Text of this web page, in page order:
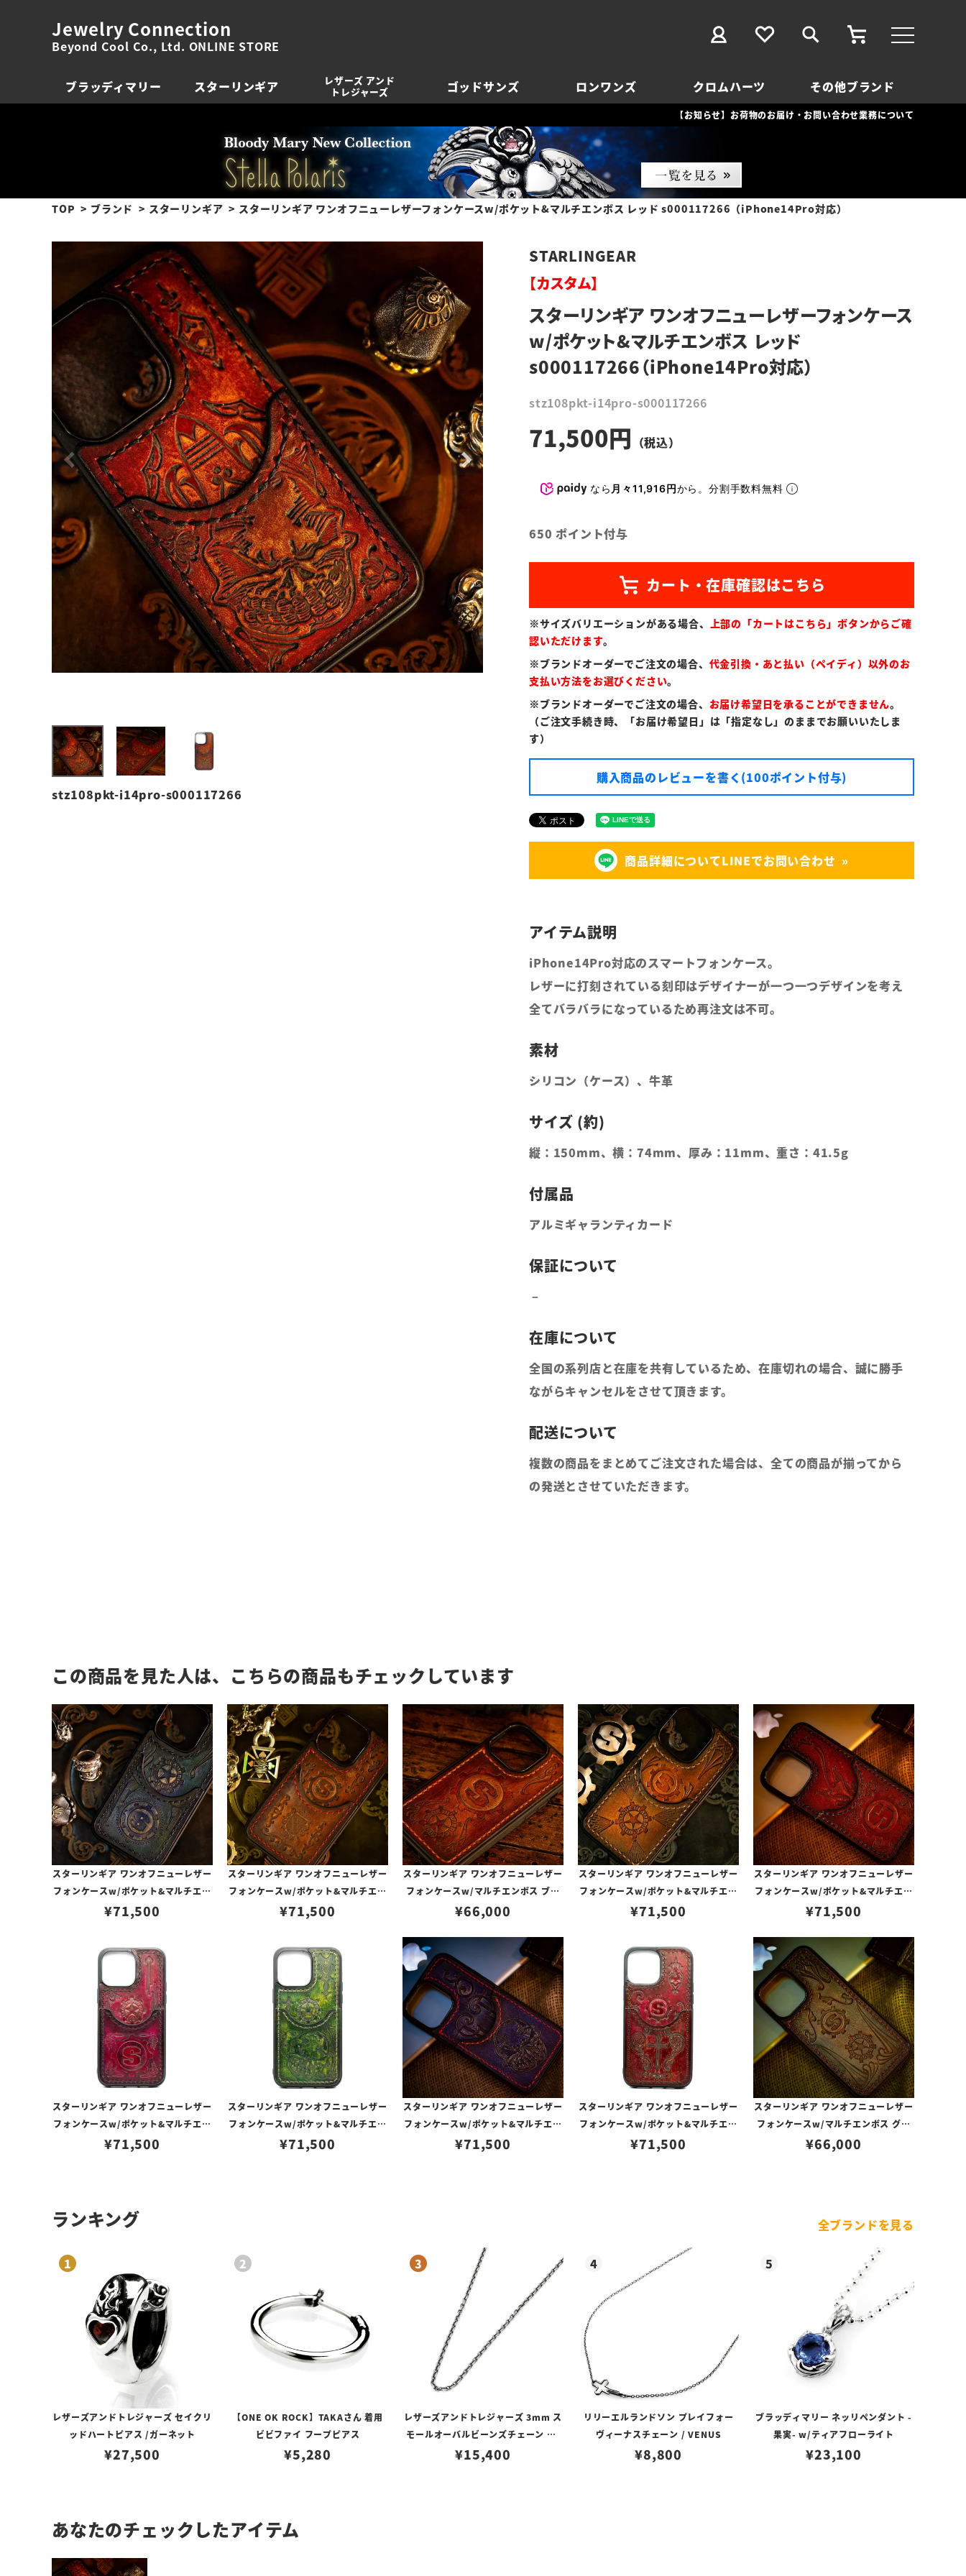
Jewelry Connection
Beyond Cool Co., Ltd. ONLINE STORE
ブラッディマリー スターリンギア
レザーズ アンド
トレジャーズ
ゴッドサンズ ロンワンズ クロムハーツ その他ブランド
【お知らせ】お荷物のお届け・お問い合わせ業務について
TOP ブランド スターリンギア スターリンギア ワンオフニューレザーフォンケースw/ポケット&マルチエンボス レッド s000117266（iPhone14Pro対応）
stz108pkt-i14pro-s000117266
STARLINGEAR
【カスタム】
スターリンギア ワンオフニューレザーフォンケース
w/ポケット&マルチエンボス レッド
s000117266（iPhone14Pro対応）
stz108pkt-i14pro-s000117266
71,500
なら 月々11,916円から。分割手数料無料
650 ポイント付与
※サイズバリエーションがある場合、
上部の「カートはこちら」ボタンからご確
認いただけます。
※ブランドオーダーでご注文の場合、 代金引換・あと払い（ペイディ）以外のお
支払い方法をお選びください。
※ブランドオーダーでご注文の場合、 お届け希望日を承ることができません。
（ご注文手続き時、「お届け希望日」は「指定なし」のままでお願いいたしま
す）
購入商品のレビューを書く(100ポイント付与)
商品詳細についてLINEでお問い合わせ
iPhone14Pro対応のスマートフォンケース。
レザーに打刻されている刻印はデザイナーが一つ一つデザインを考え
全てバラバラになっているため再注文は不可。
シリコン（ケース）、牛革
縦：150mm、横：74mm、厚み：11mm、重さ：41.5g
アルミギャランティカード
全国の系列店と在庫を共有しているため、在庫切れの場合、誠に勝手
ながらキャンセルをさせて頂きます。
複数の商品をまとめてご注文された場合は、全ての商品が揃ってから
の発送とさせていただきます。
この商品を見た人は、こちらの商品もチェックしています
スターリンギア ワンオフニューレザー
フォンケースw/ポケット&マルチエン
ボス グリーン s000117269（iPhone
¥71,500
スターリンギア ワンオフニューレザー
フォンケースw/ポケット&マルチエン
ボス ブラウン s000117270（iPhone
¥71,500
スターリンギア ワンオフニューレザー
フォンケースw/マルチエンボス ブラ
ウン s000117265（iPhone14Pro対
¥66,000
スターリンギア ワンオフニューレザー
フォンケースw/ポケット&マルチエン
ボス ライトブラウン s000117268（i
¥71,500
スターリンギア ワンオフニューレザー
フォンケースw/ポケット&マルチエン
ボス レッド s000117272（iPhone1
¥71,500
スターリンギア ワンオフニューレザー
フォンケースw/ポケット&マルチエン
ボス レッド s000117351（iPhone1
¥71,500
スターリンギア ワンオフニューレザー
フォンケースw/ポケット&マルチエン
ボス ライトグリーン s000117352（i
¥71,500
スターリンギア ワンオフニューレザー
フォンケースw/ポケット&マルチエン
ボス ブルーパープル s000117274（i
¥71,500
スターリンギア ワンオフニューレザー
フォンケースw/ポケット&マルチエン
ボス ダークレッド s000117361（iPh
¥71,500
スターリンギア ワンオフニューレザー
フォンケースw/マルチエンボス グリ
ーン s000117271（iPhone14ProM
¥66,000
ランキング 全ブランドを見る
レザーズアンドトレジャーズ セイクリ
ッドハートピアス /ガーネット
¥27,500
【ONE OK ROCK】TAKAさん 着用
ビビファイ フープピアス
¥5,280
レザーズアンドトレジャーズ 3mm ス
モールオーバルビーンズチェーン w/
ロブスタークラスプ＆LTロゴプレート
¥15,400
リリーエルランドソン プレイフォー
ヴィーナスチェーン / VENUS
¥8,800
ブラッディマリー ネッリペンダント -
果実- w/ティアフローライト
¥23,100
あなたのチェックしたアイテム